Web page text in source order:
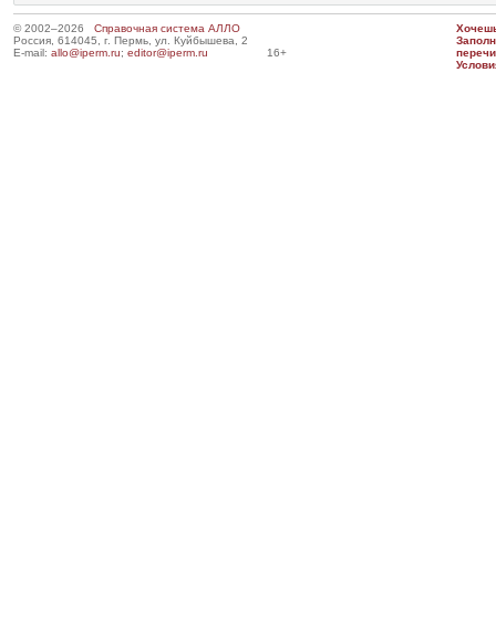
© 2002–2026 Справочная система АЛЛО
Россия, 614045, г. Пермь, ул. Куйбышева, 2
E-mail: allo@iperm.ru; editor@iperm.ru 16+